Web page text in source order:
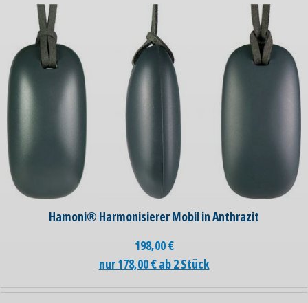
Hamoni® Harmonisierer Mobil in Anthrazit
198,00€
nur 178,00 € ab 2 Stück